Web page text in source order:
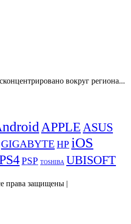
вокруг региона...
APPLEASUS
GIGABYTE HP iOS
PSP TOSHIBA UBISOFT
права защищены |